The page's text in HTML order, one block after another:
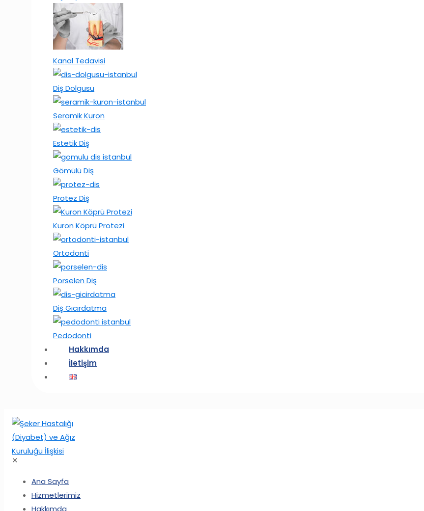
Kanal Tedavisi
Diş Dolgusu
Seramik Kuron
Estetik Diş
Gömülü Diş
Protez Diş
Kuron Köprü Protezi
Ortodonti
Porselen Diş
Diş Gıcırdatma
Pedodonti
Hakkımda
İletişim
✕
Ana Sayfa
Hizmetlerimiz
Hakkımda